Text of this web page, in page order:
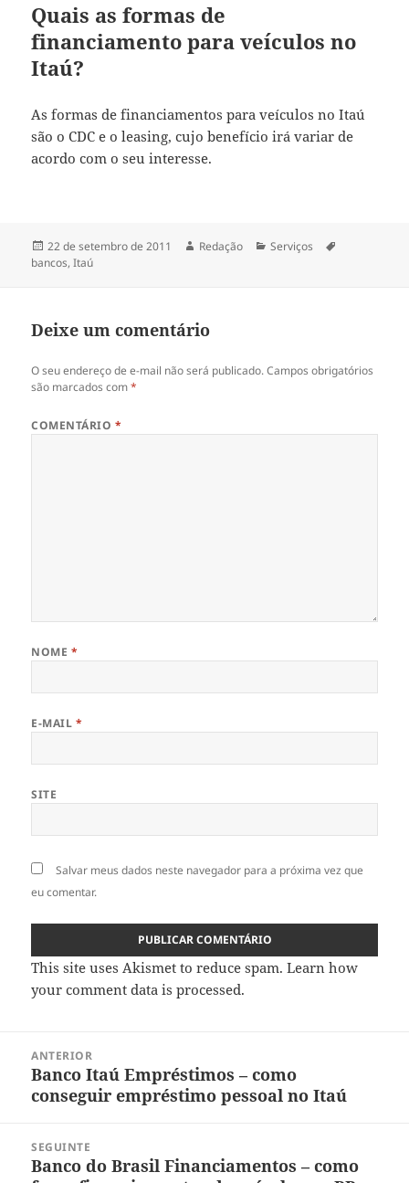
Quais as formas de
financiamento para veículos no
Itaú?
As formas de financiamentos para veículos no Itaú
são o CDC e o leasing, cujo benefício irá variar de
acordo com o seu interesse.
Publicado
em
22 de setembro de 2011 Autor
Redação Categorias
Serviços
bancos,Itaú
Deixe um comentário
O seu endereço de e-mail não será publicado. Campos obrigatórios
são marcados com*
COMENTÁRIO *
NOME *
E-MAIL *
SITE
Salvar meus dados neste navegador para a próxima vez que
eu comentar.
This site uses Akismet to reduce spam.Learn how
your comment data is processed.
ANTERIOR
Post
anterior:
Banco Itaú Empréstimos – como
conseguir empréstimo pessoal no Itaú
SEGUINTE
Próximo
Banco do Brasil Financiamentos – como